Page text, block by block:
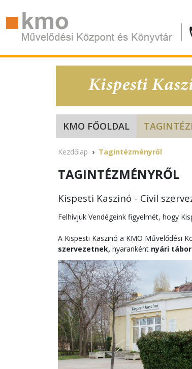
KMO FŐOLDAL
Kezdőlap Tagintézményről
TAGINTÉZMÉNYRŐL
Kispesti Kaszinó - Civil
Felhívjuk Vendégeink figyelmét, hogy
A Kispesti Kaszinó a KMO Művelődési
szervezetnek, nyaranként nyári